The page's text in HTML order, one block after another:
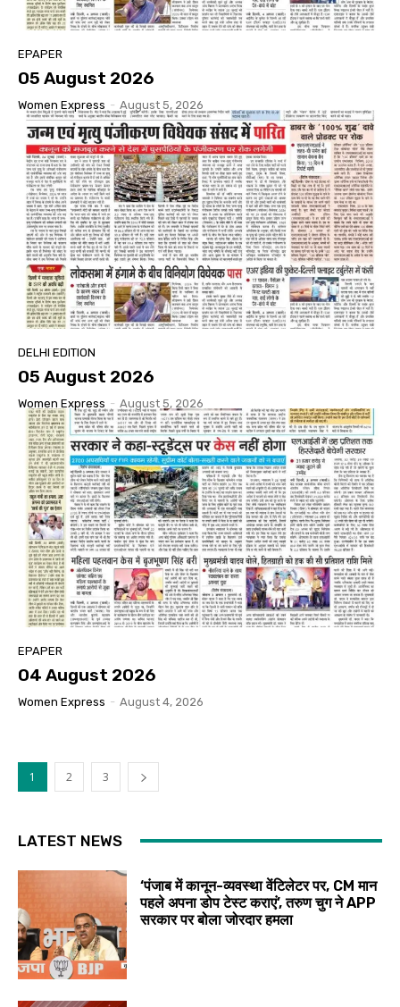
EPAPER
05 August 2026
Women Express - August 5, 2026
DELHI EDITION
05 August 2026
Women Express - August 5, 2026
EPAPER
04 August 2026
Women Express - August 4, 2026
1 2 3
LATEST NEWS
‘पंजाब में कानून-व्यवस्था वेंटिलेटर पर, CM मान
पहले अपना डोप टेस्ट कराएं’, तरुण चुग ने APP
सरकार पर बोला जोरदार हमला